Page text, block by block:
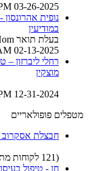
03-26-2025 08:02PM
נופית
במודיעין
בעלת תואר RCHom
02-13-2025 02:31AM
רחלי ליברזון –
מוצקין
12-31-2024 09:37PM
מטפלים פופולאריים
חבצלת אסקרוב –
(121 לקוחות מתעניינים)
חן - טיפול